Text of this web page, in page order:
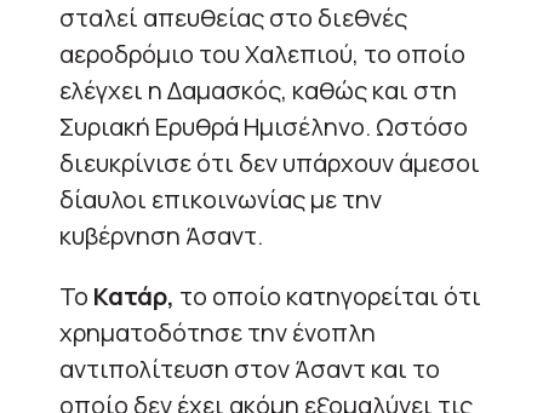
σταλεί απευθείας στο διεθνές
αεροδρόμιο του Χαλεπιού, το οποίο
ελέγχει η Δαμασκός, καθώς και στη
Συριακή Ερυθρά Ημισέληνο. Ωστόσο
διευκρίνισε ότι δεν υπάρχουν άμεσοι
δίαυλοι επικοινωνίας με την
κυβέρνηση Άσαντ.
Το Κατάρ, το οποίο κατηγορείται ότι
χρηματοδότησε την ένοπλη
αντιπολίτευση στον Άσαντ και το
οποίο δεν έχει ακόμη εξομαλύνει τις